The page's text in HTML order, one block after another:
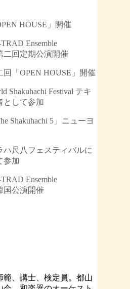
」開催
回定期公演開催
回「OPEN HOUSE」開催
Shakuhachi Festival テキ
として参加
5」ニューヨ
ェスティバルに
参加
国公演開催
範、講士、検定員。都山